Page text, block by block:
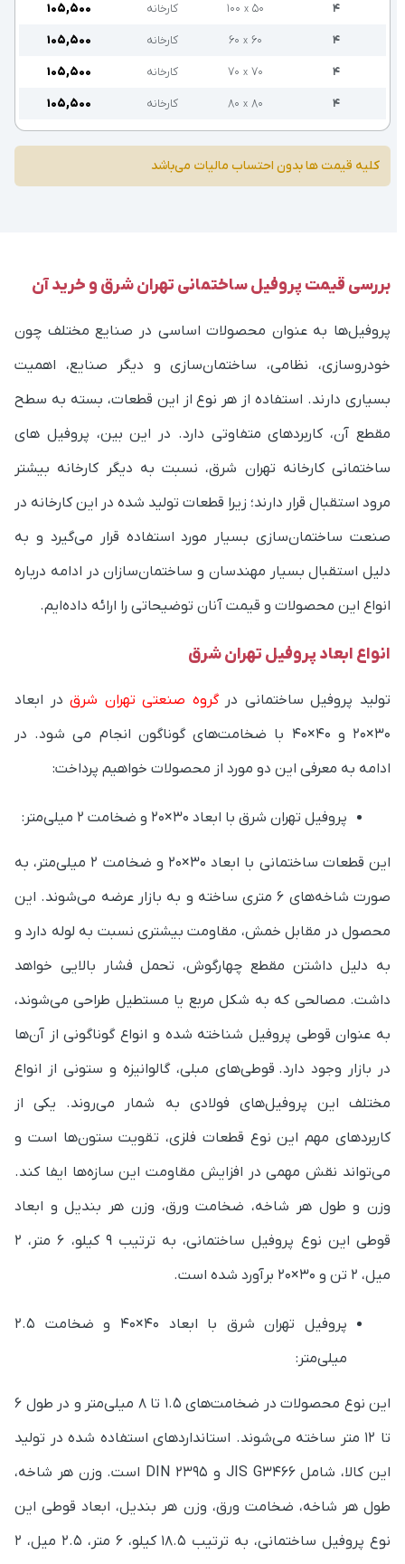
۵۰ x ۱۰۰ کارخانه ۱۰۵,۵۰۰
۶۰ x ۶۰ کارخانه ۱۰۵,۵۰۰
۷۰ x ۷۰ کارخانه ۱۰۵,۵۰۰
۸۰ x ۸۰ کارخانه ۱۰۵,۵۰۰
کلیه قیمت ها بدون احتساب مالیات می‌باشد
بررسی قیمت پروفیل ساختمانی تهران شرق و خرید آن
پروفیل‌ها به عنوان محصولات اساسی در صنایع مختلف چون
خودروسازی، نظامی، ساختمان‌سازی و دیگر صنایع، اهمیت
بسیاری دارند. استفاده از هر نوع از این قطعات، بسته به سطح
مقطع آن، کاربردهای متفاوتی دارد. در این بین، پروفیل های
ساختمانی کارخانه تهران شرق، نسبت به دیگر کارخانه بیشتر
مرود استقبال قرار دارند؛ زیرا قطعات تولید شده در این کارخانه در
صنعت ساختمان‌سازی بسیار مورد استفاده قرار می‌گیرد و به
دلیل استقبال بسیار مهندسان و ساختمان‌سازان در ادامه درباره
انواع این محصولات و قیمت آنان توضیحاتی را ارائه داده‌ایم.
انواع ابعاد پروفیل تهران شرق
تولید پروفیل ساختمانی در گروه صنعتی تهران شرقدر ابعاد
30×20 و 40×40 با ضخامت‌های گوناگون انجام می شود. در
ادامه به معرفی این دو مورد از محصولاتخواهیم پرداخت:
پروفیل تهران شرق با ابعاد 30×20 و ضخامت 2 میلی‌متر:
این قطعات ساختمانی با ابعاد 30×20 و ضخامت 2 میلی‌متر، به
صورت شاخه‌های 6 متری ساخته و به بازار عرضه می‌شوند.
این
محصول در مقابل خمش، مقاومت بیشتری نسبت به لوله دارد و
به دلیل داشتن مقطع چهارگوش، تحمل فشار بالایی خواهد
داشت.مصالحی که به شکل مربع یا مستطیل طراحی می‌شوند،
به عنوان قوطی پروفیل شناخته شده و انواع گوناگونی از آن‌ها
در بازار وجود دارد.قوطی‌های مبلی، گالوانیزه و ستونی از انواع
مختلف این پروفیل‌های فولادی به شمار می‌روند. یکی از
کاربردهای مهم این نوع قطعات فلزی، تقویت ستون‌ها است و
می‌تواند نقش مهمی در افزایش مقاومت این سازه‌ها ایفا کند.
وزن و طول هر شاخه، ضخامت ورق، وزن هر بندیل و ابعاد
قوطی این نوع پروفیل ساختمانی، به ترتیب 9 کیلو، 6 متر، 2
میل، 2 تن و 30×20 برآورد شده است.
پروفیل تهران شرق با ابعاد 40×40 و ضخامت 2.5
میلی‌متر:
این نوع محصولات در ضخامت‌های 1.5 تا 8 میلی‌متر و در طول 6
تا 12 متر ساخته می‌شوند. استانداردهای استفاده شده در تولید
این کالا، شامل JIS G3466 و DIN 2395 است.
وزن هر شاخه،
طول هر شاخه، ضخامت ورق، وزن هر بندیل، ابعاد قوطی این
نوع پروفیل ساختمانی، به ترتیب 18.5 کیلو، 6 متر، 2.5 میل، 2